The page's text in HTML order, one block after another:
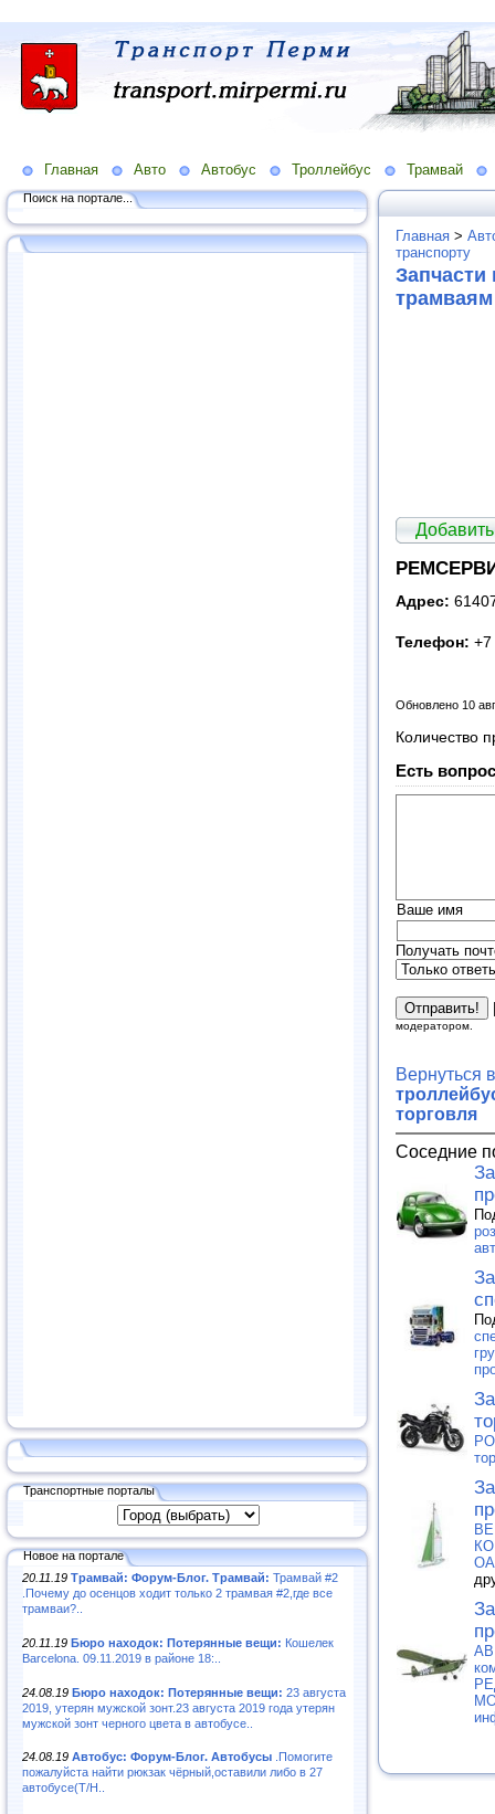
Главная Авто Автобус Троллейбус Трамвай
Поиск на портале...
Транспортные порталы
Новое на портале
20.11.19 Трамвай: Форум-Блог. Трамвай: Трамвай #2
.Почему до осенцов ходит только 2 трамвая #2,где все
трамваи?..
20.11.19 Бюро находок: Потерянные вещи: Кошелек
Barcelona. 09.11.2019 в районе 18:..
24.08.19 Бюро находок: Потерянные вещи: 23 августа
2019, утерян мужской зонт.23 августа 2019 года утерян
мужской зонт черного цвета в автобусе..
24.08.19 Автобус: Форум-Блог. Автобусы .Помогите
пожалуйста найти рюкзак чёрный,оставили либо в 27
автобусе(Т/Н..
Главная >
транспорту
Запчасти
трамваям
Адрес:
Телефон: +7
Обновлено 10
Количество
Есть
Ваше имя
Получать
модератором.
Вернуться
торговля
Соседние